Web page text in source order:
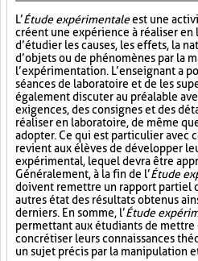
L’Étude expérimentaleest une
créent une expérience à réaliser
d’étudier les causes, les effets, la
d’objets ou de phénomènes par la
l’expérimentation. L’enseignant a
séances de laboratoire et de les
également discuter au préalable
exigences, des consignes et des
réaliser en laboratoire, de même
adopter. Ce qui est particulier avec
revient aux élèves de développer
expérimental, lequel devra être
Généralement, à la fin de l’Étude
doivent remettre un rapport partiel
autres état des résultats obtenus
derniers. En somme, l’Étude
permettant aux étudiants de
concrétiser leurs connaissances
un sujet précis par la manipulation